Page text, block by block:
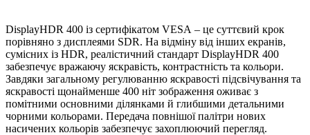
DisplayHDR 400 із сертифікатом VESA – це суттєвий крок
порівняно з дисплеями SDR. На відміну від інших екранів,
сумісних із HDR, реалістичний стандарт DisplayHDR 400
забезпечує вражаючу яскравість, контрастність та кольори.
Завдяки загальному регулюванню яскравості підсвічування та
яскравості щонайменше 400 ніт зображення оживає з
помітними основними ділянками й глибшими детальними
чорними кольорами. Передача повнішої палітри нових
насичених кольорів забезпечує захоплюючий перегляд.